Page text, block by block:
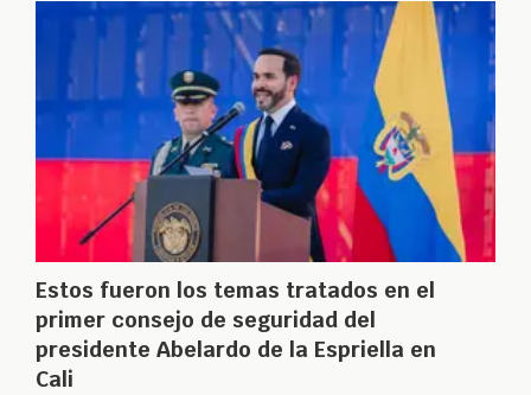
Estos fueron los temas tratados en el
primer consejo de seguridad del
presidente Abelardo de la Espriella en
Cali